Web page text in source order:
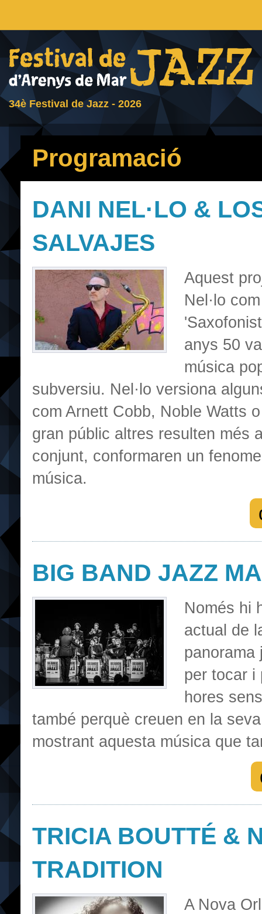
34è Festival de Jazz - 2026
Programació
DANI NEL·LO &
SALVAJES
Aquest
Nel·lo
anys 50
música
subversiu. Nel·lo versiona
com Arnett Cobb, Noble Watts
gran públic altres resulten més
conjunt, conformaren un
música.
BIG BAND JAZZ
Només hi
actual de
per tocar i
hores
també perquè creuen en la
mostrant aquesta música que
TRICIA BOUTTÉ &
TRADITION
A Nova